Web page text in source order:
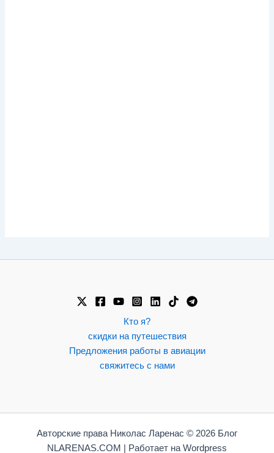
Кто я?
скидки на путешествия
Предложения работы в авиации
свяжитесь с нами
Авторские права Николас Ларенас © 2026 Блог
NLARENAS.COM | Работает на Wordpress